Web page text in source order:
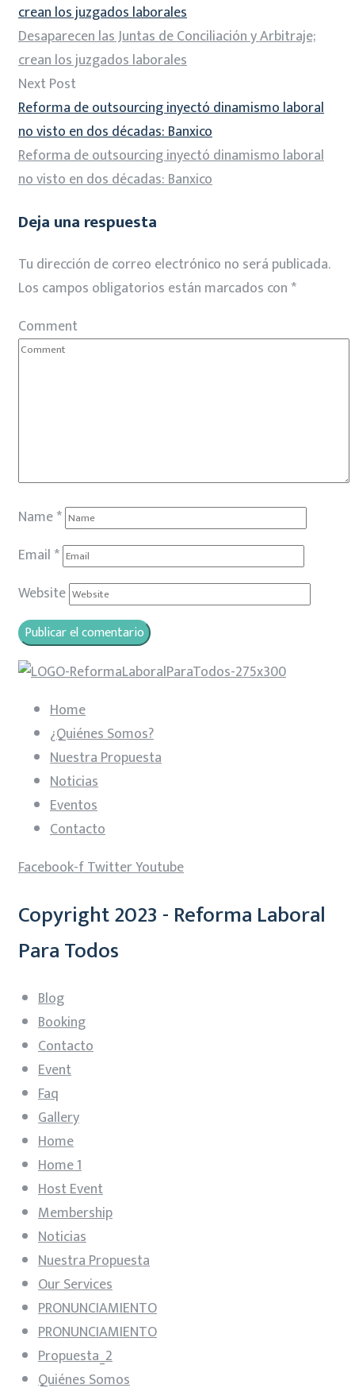
crean los juzgados laborales
Desaparecen las Juntas de Conciliación y Arbitraje;
crean los juzgados laborales
Next Post
Reforma de outsourcing inyectó dinamismo laboral
no visto en dos décadas: Banxico
Reforma de outsourcing inyectó dinamismo laboral
no visto en dos décadas: Banxico
Deja una respuesta
Tu dirección de correo electrónico no será publicada.
Los campos obligatorios están marcados con *
Comment
Name*
Email *
Website
Home
¿Quiénes Somos?
Nuestra Propuesta
Noticias
Eventos
Contacto
Facebook-fTwitterYoutube
Copyright 2023 - Reforma Laboral
Para Todos
Blog
Booking
Contacto
Event
Faq
Gallery
Home
Home 1
Host Event
Membership
Noticias
Nuestra Propuesta
Our Services
PRONUNCIAMIENTO
PRONUNCIAMIENTO
Propuesta_2
Quiénes Somos